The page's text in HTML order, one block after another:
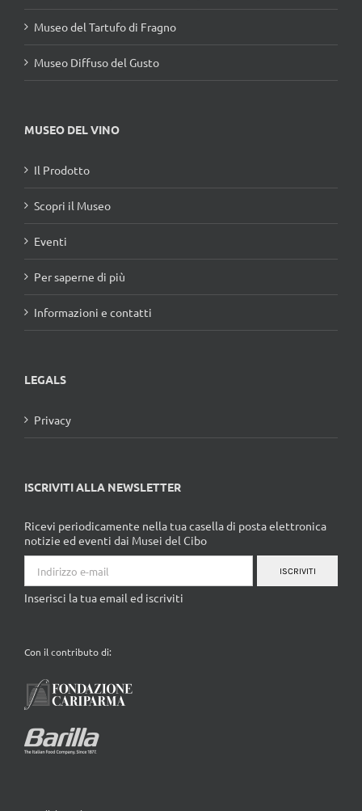
Museo del Tartufo di Fragno
Museo Diffuso del Gusto
MUSEO DEL VINO
Il Prodotto
Scopri il Museo
Eventi
Per saperne di più
Informazioni e contatti
LEGALS
Privacy
ISCRIVITI ALLA NEWSLETTER
Ricevi periodicamente nella tua casella di posta elettronica
notizie ed eventi dai Musei del Cibo
ISCRIVITI
Inserisci la tua email ed iscriviti
Con il contributo di: